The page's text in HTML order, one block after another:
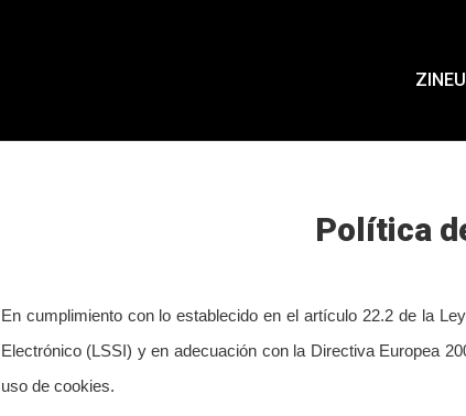
Política
En cumplimiento con lo establecido en el artículo 22.2 de la
Electrónico (LSSI) y en adecuación con la Directiva Europea
uso de cookies.